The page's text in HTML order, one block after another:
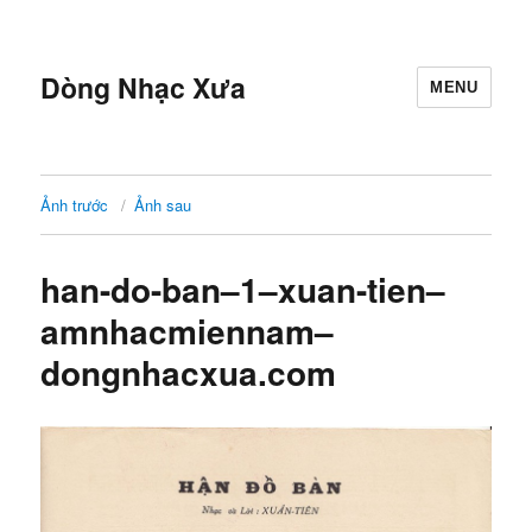
Dòng Nhạc Xưa MENU
Ảnh trước Ảnh sau
han-do-ban–1–xuan-tien–
amnhacmiennam–
dongnhacxua.com